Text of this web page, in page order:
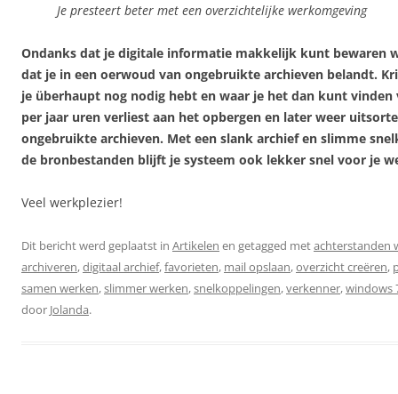
Je presteert beter met een overzichtelijke werkomgeving
Ondanks dat je digitale informatie makkelijk kunt bewaren
dat je in een oerwoud van ongebruikte archieven belandt.
je überhaupt nog nodig hebt en waar je het dan kunt
per jaar uren verliest aan het opbergen en later weer
ongebruikte archieven. Met een slank archief en slimme
de bronbestanden blijft je systeem ook lekker snel voor je
Veel werkplezier!
Dit bericht werd geplaatst in Artikelen en getagged metachterstanden
archiveren,digitaal archief,favorieten, mail opslaan,overzicht creëren,
samen werken,slimmer werken,snelkoppelingen,verkenner,windows
door Jolanda.